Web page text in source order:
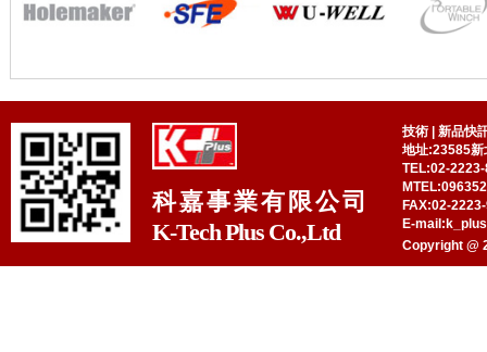
科嘉事業有限公司
K-Tech Plus Co.,Ltd
技術
新品快
地址:23585新
TEL:02-
FAX:02-
E-
Copyright @